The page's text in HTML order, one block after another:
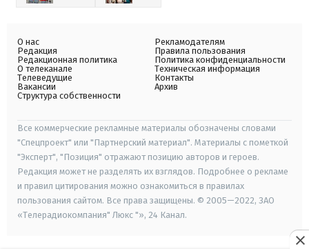
О нас
Редакция
Редакционная политика
О телеканале
Телеведущие
Вакансии
Структура собственности
Рекламодателям
Правила пользования
Политика конфиденциальности
Техническая информация
Контакты
Архив
Все коммерческие рекламные материалы обозначены словами
"Спецпроект" или "Партнерский материал". Материалы с пометкой
"Эксперт", "Позиция" отражают позицию авторов и героев.
Редакция может не разделять их взглядов. Подробнее о рекламе
и правил цитирования можно ознакомиться в правилах
пользования сайтом. Все права защищены. © 2005—2022, ЗАО
«Телерадиокомпания" Люкс "», 24 Канал.